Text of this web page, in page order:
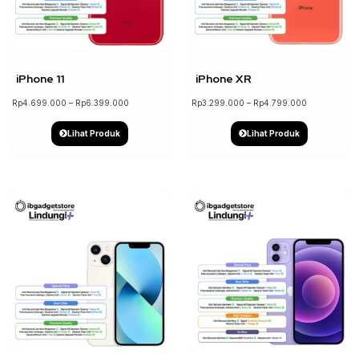
iPhone 11
Rp4.699.000 – Rp6.399.000
Lihat Produk
iPhone XR
Rp3.299.000 – Rp4.799.000
Lihat Produk
↓ 21%